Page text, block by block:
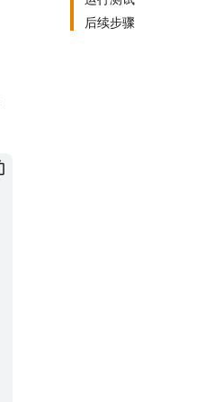
后续步骤